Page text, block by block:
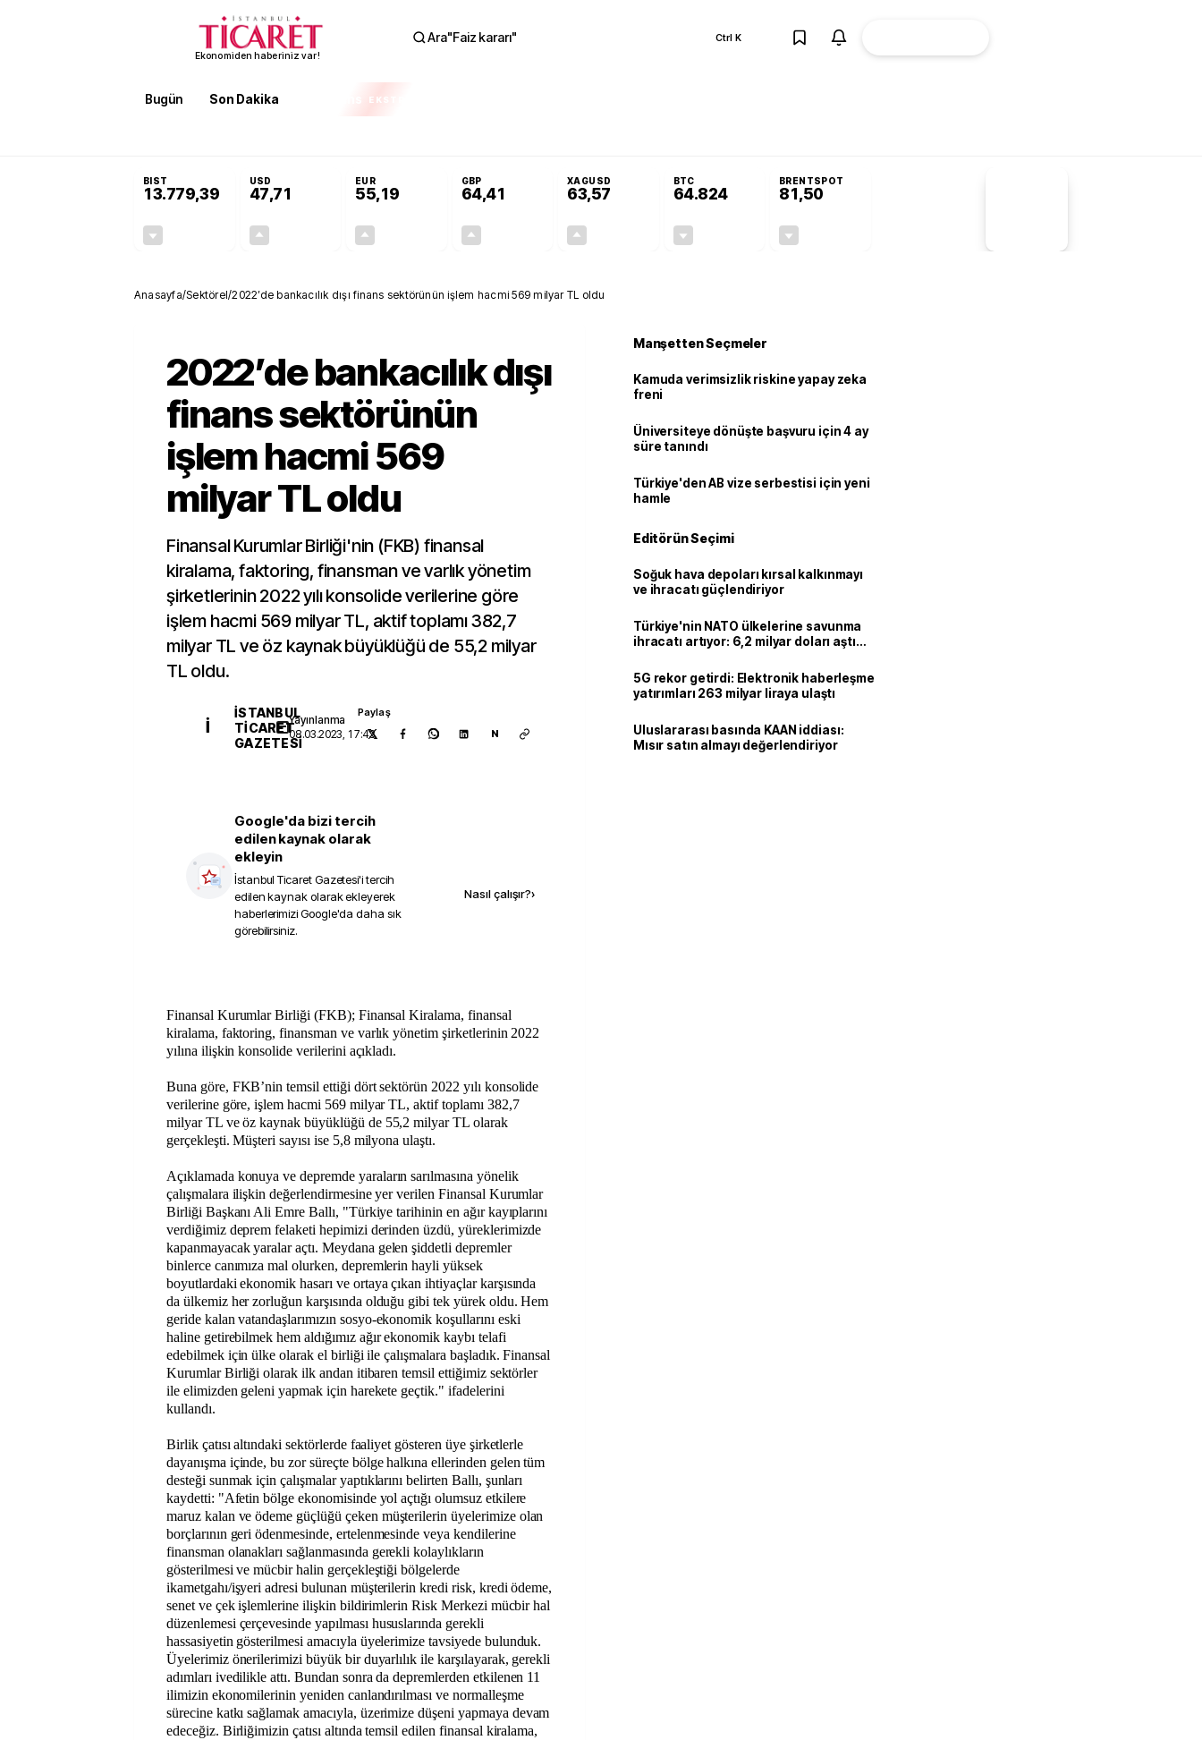
Ekonomiden haberiniz var!
Ara"Faiz kararı" Ctrl K
Bugün Son Dakika EKSTRA
BIST
13.779,39
USD
47,71
EUR
55,19
GBP
64,41
XAGUSD
63,57
BTC
64.824
BRENTSPOT
81,50
Anasayfa/Sektörel/2022’de bankacılık dışı finans sektörünün işlem hacmi 569 milyar TL oldu
2022’de bankacılık dışı
finans sektörünün
işlem hacmi 569
milyar TL oldu
Finansal Kurumlar Birliği'nin (FKB) finansal
kiralama, faktoring, finansman ve varlık yönetim
şirketlerinin 2022 yılı konsolide verilerine göre
işlem hacmi 569 milyar TL, aktif toplamı 382,7
milyar TL ve öz kaynak büyüklüğü de 55,2 milyar
TL oldu.
İ
İSTANBUL
TICARET
GAZETESI
Yayınlanma
08.03.2023, 17:43
Paylaş
N
Google'da bizi tercih
edilen kaynak olarak
ekleyin
İstanbul Ticaret Gazetesi'i tercih
edilen kaynak olarak ekleyerek
haberlerimizi Google'da daha sık
görebilirsiniz.
Nasıl çalışır?›
Finansal Kurumlar Birliği (FKB); Finansal Kiralama, finansal
kiralama, faktoring, finansman ve varlık yönetim şirketlerinin 2022
yılına ilişkin konsolide verilerini açıkladı.
Buna göre, FKB’nin temsil ettiği dört sektörün 2022 yılı konsolide
verilerine göre, işlem hacmi 569 milyar TL, aktif toplamı 382,7
milyar TL ve öz kaynak büyüklüğü de 55,2 milyar TL olarak
gerçekleşti. Müşteri sayısı ise 5,8 milyona ulaştı.
Açıklamada konuya ve depremde yaraların sarılmasına yönelik
çalışmalara ilişkin değerlendirmesine yer verilen Finansal Kurumlar
Birliği Başkanı Ali Emre Ballı, "Türkiye tarihinin en ağır kayıplarını
verdiğimiz deprem felaketi hepimizi derinden üzdü, yüreklerimizde
kapanmayacak yaralar açtı. Meydana gelen şiddetli depremler
binlerce canımıza mal olurken, depremlerin hayli yüksek
boyutlardaki ekonomik hasarı ve ortaya çıkan ihtiyaçlar karşısında
da ülkemiz her zorluğun karşısında olduğu gibi tek yürek oldu. Hem
geride kalan vatandaşlarımızın sosyo-ekonomik koşullarını eski
haline getirebilmek hem aldığımız ağır ekonomik kaybı telafi
edebilmek için ülke olarak el birliği ile çalışmalara başladık. Finansal
Kurumlar Birliği olarak ilk andan itibaren temsil ettiğimiz sektörler
ile elimizden geleni yapmak için harekete geçtik." ifadelerini
kullandı.
Birlik çatısı altındaki sektörlerde faaliyet gösteren üye şirketlerle
dayanışma içinde, bu zor süreçte bölge halkına ellerinden gelen tüm
desteği sunmak için çalışmalar yaptıklarını belirten Ballı, şunları
kaydetti: "Afetin bölge ekonomisinde yol açtığı olumsuz etkilere
maruz kalan ve ödeme güçlüğü çeken müşterilerin üyelerimize olan
borçlarının geri ödenmesinde, ertelenmesinde veya kendilerine
finansman olanakları sağlanmasında gerekli kolaylıkların
gösterilmesi ve mücbir halin gerçekleştiği bölgelerde
ikametgahı/işyeri adresi bulunan müşterilerin kredi risk, kredi ödeme,
senet ve çek işlemlerine ilişkin bildirimlerin Risk Merkezi mücbir hal
düzenlemesi çerçevesinde yapılması hususlarında gerekli
hassasiyetin gösterilmesi amacıyla üyelerimize tavsiyede bulunduk.
Üyelerimiz önerilerimizi büyük bir duyarlılık ile karşılayarak, gerekli
adımları ivedilikle attı. Bundan sonra da depremlerden etkilenen 11
ilimizin ekonomilerinin yeniden canlandırılması ve normalleşme
sürecine katkı sağlamak amacıyla, üzerimize düşeni yapmaya devam
edeceğiz. Birliğimizin çatısı altında temsil edilen finansal kiralama,
Manşetten Seçmeler
Kamuda verimsizlik riskine yapay zeka
freni
Üniversiteye dönüşte başvuru için 4 ay
süre tanındı
Türkiye'den AB vize serbestisi için yeni
hamle
Editörün Seçimi
Soğuk hava depoları kırsal kalkınmayı
ve ihracatı güçlendiriyor
Türkiye'nin NATO ülkelerine savunma
ihracatı artıyor: 6,2 milyar doları aştı
5G rekor getirdi: Elektronik haberleşme
yatırımları 263 milyar liraya ulaştı
Uluslararası basında KAAN iddiası:
Mısır satın almayı değerlendiriyor